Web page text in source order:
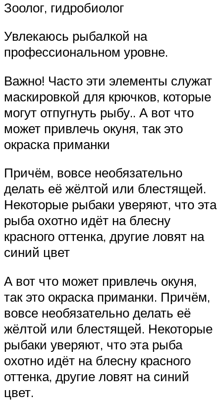
Зоолог, гидробиолог
Увлекаюсь рыбалкой на
профессиональном уровне.
Важно! Часто эти элементы служат
маскировкой для крючков, которые
могут отпугнуть рыбу.. А вот что
может привлечь окуня, так это
окраска приманки
Причём, вовсе необязательно
делать её жёлтой или блестящей.
Некоторые рыбаки уверяют, что эта
рыба охотно идёт на блесну
красного оттенка, другие ловят на
синий цвет
А вот что может привлечь окуня,
так это окраска приманки. Причём,
вовсе необязательно делать её
жёлтой или блестящей. Некоторые
рыбаки уверяют, что эта рыба
охотно идёт на блесну красного
оттенка, другие ловят на синий
цвет.